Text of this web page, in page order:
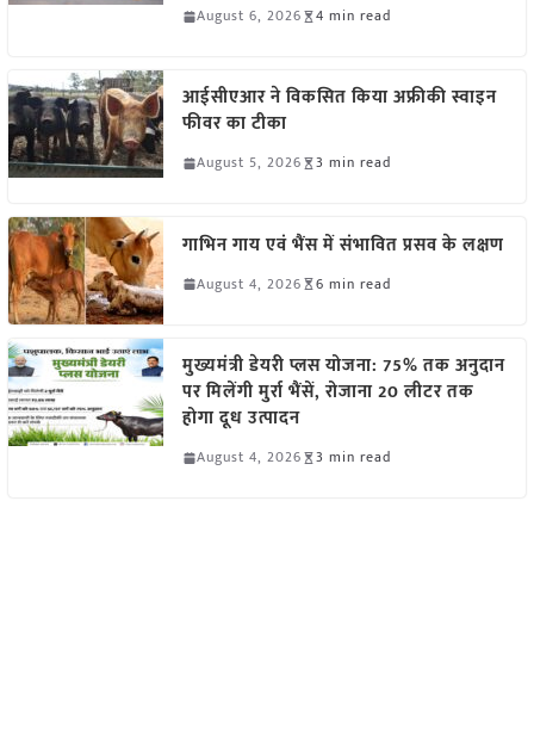
August 6, 2026 4 min read
आईसीएआर ने विकसित किया अफ्रीकी स्वाइन
फीवर का टीका
August 5, 2026 3 min read
गाभिन गाय एवं भैंस में संभावित प्रसव के लक्षण
August 4, 2026 6 min read
मुख्यमंत्री डेयरी प्लस योजना: 75% तक अनुदान
पर मिलेंगी मुर्रा भैंसें, रोजाना 20 लीटर तक
होगा दूध उत्पादन
August 4, 2026 3 min read